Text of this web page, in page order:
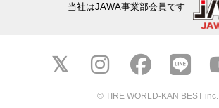
当社はJAWA事業部会員です
© TIRE WORLD-KAN BEST inc.